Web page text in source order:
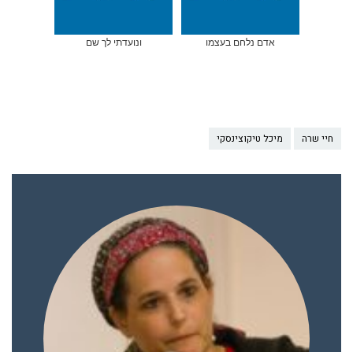
אדם נלחם בעצמו ונועדתי לך שם
חיי שרה מיכל טיקוצינסקי